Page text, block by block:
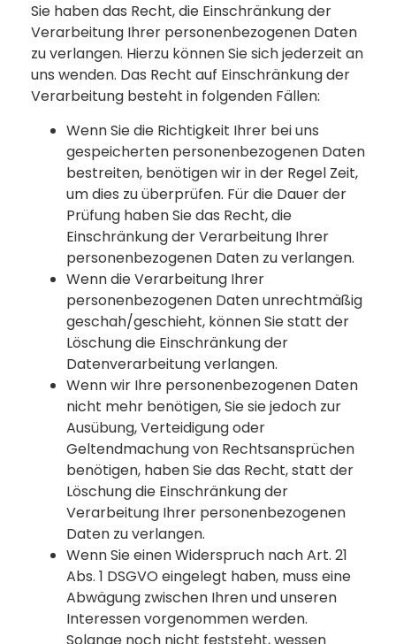
Sie haben das Recht, die Einschränkung der
Verarbeitung Ihrer personenbezogenen Daten
zu verlangen. Hierzu können Sie sich jederzeit an
uns wenden. Das Recht auf Einschränkung der
Verarbeitung besteht in folgenden Fällen:
Wenn Sie die Richtigkeit Ihrer bei uns
gespeicherten personenbezogenen Daten
bestreiten, benötigen wir in der Regel Zeit,
um dies zu überprüfen. Für die Dauer der
Prüfung haben Sie das Recht, die
Einschränkung der Verarbeitung Ihrer
personenbezogenen Daten zu verlangen.
Wenn die Verarbeitung Ihrer
personenbezogenen Daten unrechtmäßig
geschah/geschieht, können Sie statt der
Löschung die Einschränkung der
Datenverarbeitung verlangen.
Wenn wir Ihre personenbezogenen Daten
nicht mehr benötigen, Sie sie jedoch zur
Ausübung, Verteidigung oder
Geltendmachung von Rechtsansprüchen
benötigen, haben Sie das Recht, statt der
Löschung die Einschränkung der
Verarbeitung Ihrer personenbezogenen
Daten zu verlangen.
Wenn Sie einen Widerspruch nach Art. 21
Abs. 1 DSGVO eingelegt haben, muss eine
Abwägung zwischen Ihren und unseren
Interessen vorgenommen werden.
Solange noch nicht feststeht, wessen